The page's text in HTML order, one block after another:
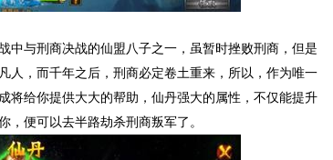
中与刑商决战的仙盟八子之一，虽暂时挫败刑商，但是
人，而千年之后，刑商必定卷土重来，所以，作为唯一
将给你提供大大的帮助，仙丹强大的属性，不仅能提升
便可以去半路劫杀刑商叛军了。